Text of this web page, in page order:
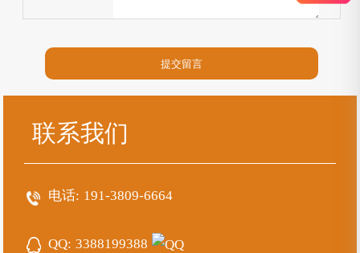
联系我们
电话: 191-3809-6664
QQ: 3388199388